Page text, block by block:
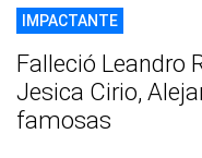
IMPACTANTE
Falleció Leandro
Jesica Cirio,
famosas